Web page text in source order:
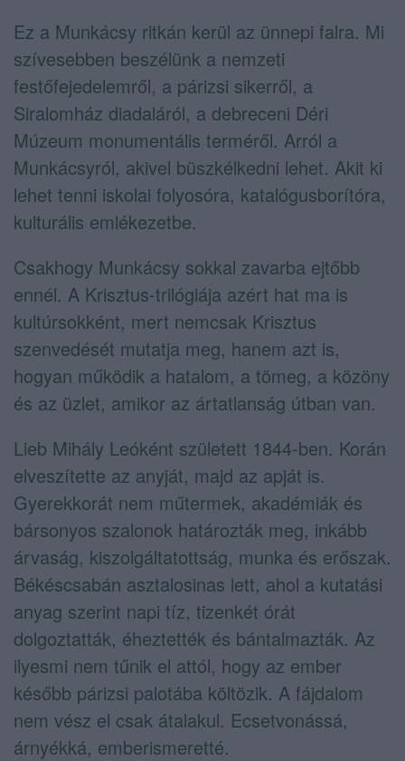
Ez a Munkácsy ritkán kerül az ünnepi falra. Mi
szívesebben beszélünk a nemzeti
festőfejedelemről, a párizsi sikerről, a
Siralomház diadaláról, a debreceni Déri
Múzeum monumentális terméről. Arról a
Munkácsyról, akivel büszkélkedni lehet. Akit ki
lehet tenni iskolai folyosóra, katalógusborítóra,
kulturális emlékezetbe.
Csakhogy Munkácsy sokkal zavarba ejtőbb
ennél. A Krisztus-trilógiája azért hat ma is
kultúrsokként, mert nemcsak Krisztus
szenvedését mutatja meg, hanem azt is,
hogyan működik a hatalom, a tömeg, a közöny
és az üzlet, amikor az ártatlanság útban van.
Lieb Mihály Leóként született 1844-ben. Korán
elveszítette az anyját, majd az apját is.
Gyerekkorát nem műtermek, akadémiák és
bársonyos szalonok határozták meg, inkább
árvaság, kiszolgáltatottság, munka és erőszak.
Békéscsabán asztalosinas lett, ahol a kutatási
anyag szerint napi tíz, tizenkét órát
dolgoztatták, éheztették és bántalmazták. Az
ilyesmi nem tűnik el attól, hogy az ember
később párizsi palotába költözik. A fájdalom
nem vész el csak átalakul. Ecsetvonássá,
árnyékká, emberismeretté.